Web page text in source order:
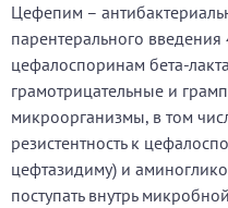
Цефепим –
парентерального
цефалоспоринам бета-
грамотрицательные и
микроорганизмы, в том
резистентность к
цефтазидиму) и
поступать внутрь